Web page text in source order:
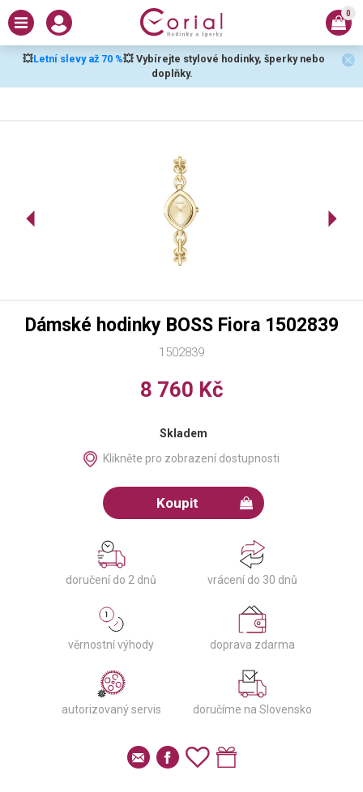
💥Letní slevy až 70 %💥 Vybírejte stylové hodinky, šperky nebo
doplňky.
0
1502839
Dámské hodinky BOSS Fiora 1502839
8 760 Kč
Skladem
Klikněte pro zobrazení dostupnosti
Koupit
doručení do 2 dnů vrácení do 30 dnů
věrnostní výhody doprava zdarma
autorizovaný servis doručíme na Slovensko